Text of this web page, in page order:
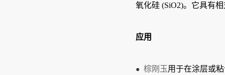
氧化硅 (SiO2)。它具有
应用
● 棕刚玉用于在涂层或